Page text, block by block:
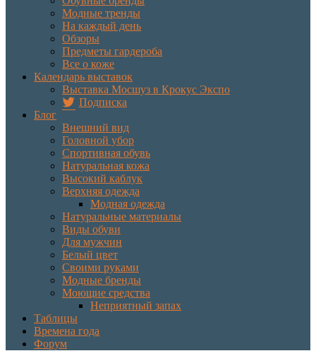
Модные тренды
На каждый день
Обзоры
Предметы гардероба
Все о коже
Календарь выставок
Выставка Мосшуз в Крокус Экспо
Подписка
Блог
Внешний вид
Головной убор
Спортивная обувь
Натуральная кожа
Высокий каблук
Верхняя одежда
Модная одежда
Натуральные материалы
Виды обуви
Для мужчин
Белый цвет
Своими руками
Модные бренды
Моющие средства
Неприятный запах
Таблицы
Времена года
Форум